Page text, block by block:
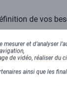
de vos
de votre outil
vos applications.
et ainsi
et d’analyser
de vidéo, réaliser du
ainsi que les